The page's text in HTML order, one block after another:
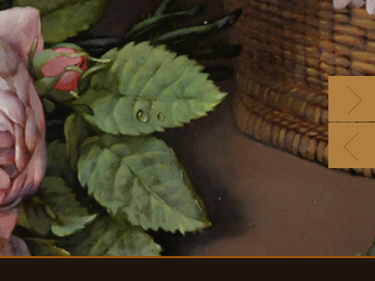
Натюрморт "Цветы",